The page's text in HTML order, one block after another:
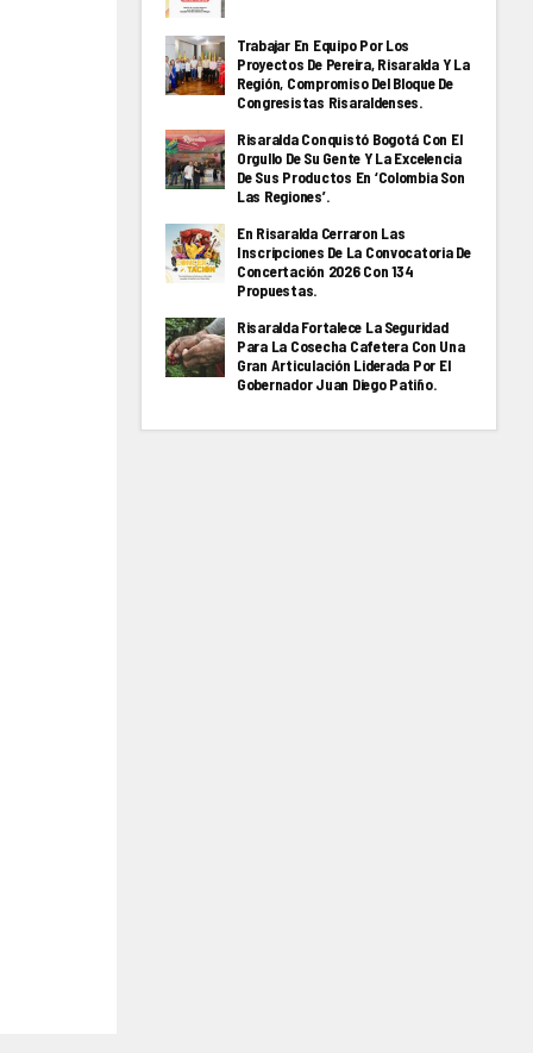
Trabajar En Equipo Por Los
Proyectos De Pereira, Risaralda Y La
Región, Compromiso Del Bloque De
Congresistas Risaraldenses.
Risaralda Conquistó Bogotá Con El
Orgullo De Su Gente Y La Excelencia
De Sus Productos En ‘Colombia Son
Las Regiones’.
En Risaralda Cerraron Las
Inscripciones De La Convocatoria De
Concertación 2026 Con 134
Propuestas.
Risaralda Fortalece La Seguridad
Para La Cosecha Cafetera Con Una
Gran Articulación Liderada Por El
Gobernador Juan Diego Patiño.